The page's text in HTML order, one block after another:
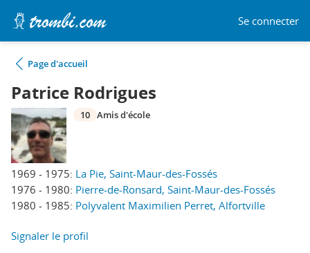
Se connecter
Page d'accueil
Patrice Rodrigues
1969 - 1975: La Pie, Saint-Maur-des-Fossés
1976 - 1980: Pierre-de-Ronsard, Saint-Maur-des-Fossés
1980 - 1985: Polyvalent Maximilien Perret, Alfortville
10 Amis d'école
Signaler le profil